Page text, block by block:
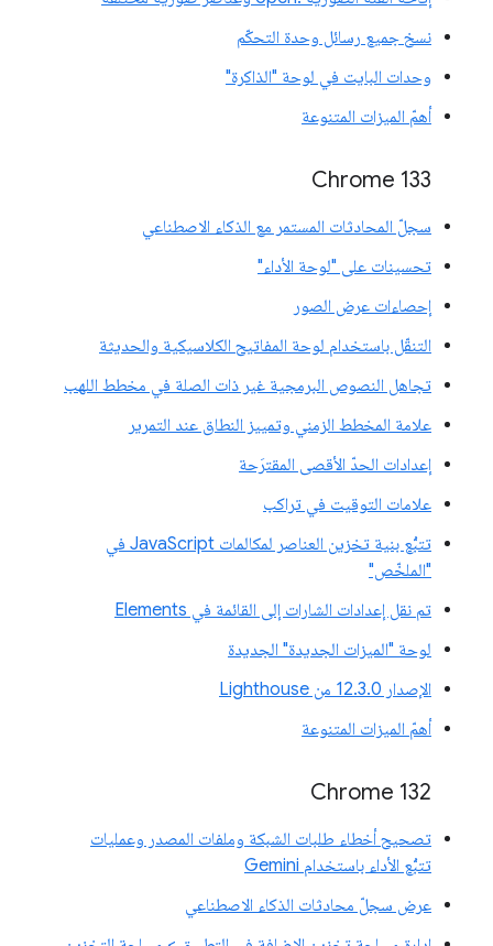
نسخ جميع رسائل وحدة التحكّم
وحدات البايت في لوحة "الذاكرة"
أهمّ الميزات المتنوعة
‫Chrome 133
سجلّ المحادثات المستمر مع الذكاء الاصطناعي
تحسينات على "لوحة الأداء"
إحصاءات عرض الصور
التنقّل باستخدام لوحة المفاتيح الكلاسيكية والحديثة
تجاهل النصوص البرمجية غير ذات الصلة في مخطط اللهب
علامة المخطط الزمني وتمييز النطاق عند التمرير
إعدادات الحدّ الأقصى المقترَحة
علامات التوقيت في تراكب
تتبُّع بنية تخزين العناصر لمكالمات JavaScript في
"الملخّص"
تم نقل إعدادات الشارات إلى القائمة في Elements
لوحة "الميزات الجديدة" الجديدة
الإصدار 12.3.0 من Lighthouse
أهمّ الميزات المتنوعة
Chrome 132
تصحيح أخطاء طلبات الشبكة وملفات المصدر وعمليات
تتبُّع الأداء باستخدام Gemini
عرض سجلّ محادثات الذكاء الاصطناعي